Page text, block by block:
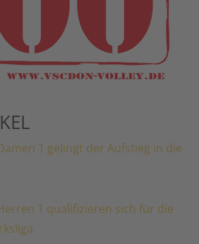
1 gelingt der Aufstieg in die
1 qualifizieren sich für die